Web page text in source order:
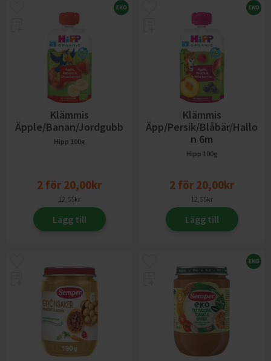
Klämmis
Äpple/Banan/Jordgubb
Hipp 100g
2 för 20,00kr
12,55kr
Lägg till
Klämmis
Äpp/Persik/Blåbär/Hallo
N 6m
Hipp 100g
2 för 20,00kr
12,55kr
Lägg till